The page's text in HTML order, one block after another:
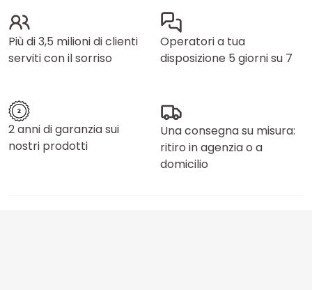
Più di 3,5 milioni di clienti
serviti con il sorriso
Operatori a tua
disposizione 5 giorni su 7
2 anni di garanzia sui
nostri prodotti
Una consegna su misura:
ritiro in agenzia o a
domicilio